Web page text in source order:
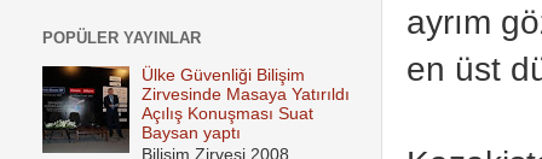
ayrım
en üst
POPÜLER YAYINLAR
Ülke Güvenliği Bilişim
Zirvesinde Masaya Yatırıldı
Açılış Konuşması Suat
Baysan yaptı
Bilişim Zirvesi 2008